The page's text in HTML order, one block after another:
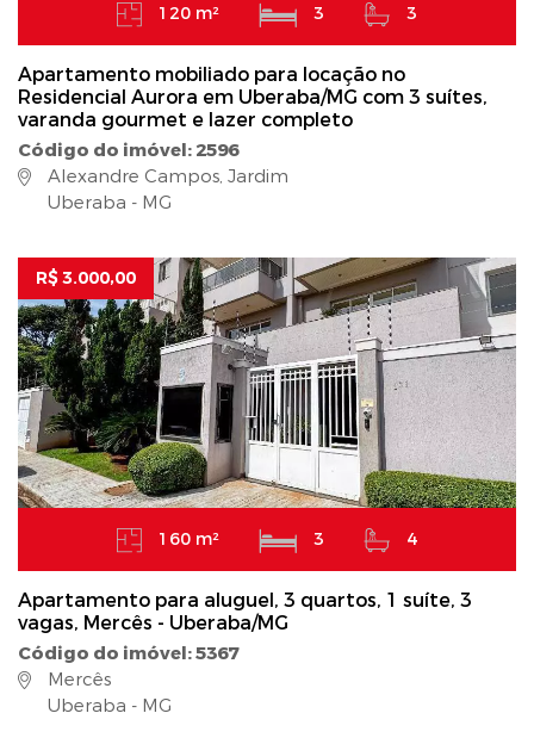
120 m² 3 3
Apartamento mobiliado para locação no
Residencial Aurora em Uberaba/MG com 3 suítes,
varanda gourmet e lazer completo
Código do imóvel: 2596
Alexandre Campos, Jardim
Uberaba - MG
R$ 3.000,00
160 m² 3 4
Apartamento para aluguel, 3 quartos, 1 suíte, 3
vagas, Mercês - Uberaba/MG
Código do imóvel: 5367
Mercês
Uberaba - MG